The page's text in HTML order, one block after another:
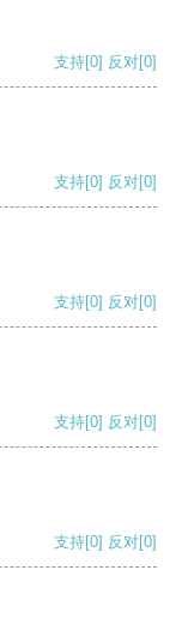
支持[0] 反对[0]
支持[0] 反对[0]
支持[0] 反对[0]
支持[0] 反对[0]
支持[0] 反对[0]